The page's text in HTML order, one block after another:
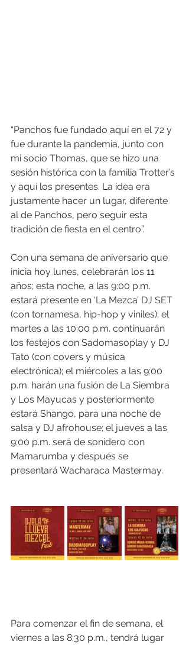
“Panchos fue fundado aquí en el 72 y
fue durante la pandemia, junto con
mi socio Thomas, que se hizo una
sesión histórica con la familia Trotter’s
y aquí los presentes. La idea era
justamente hacer un lugar, diferente
al de Panchos, pero seguir esta
tradición de fiesta en el centro”.
Con una semana de aniversario que
inicia hoy lunes, celebrarán los 11
años; esta noche, a las 9:00 p.m.
estará presente en ‘La Mezca’ DJ SET
(con tornamesa, hip-hop y viniles); el
martes a las 10:00 p.m. continuarán
los festejos con Sadomasoplay y DJ
Tato (con covers y música
electrónica); el miércoles a las 9:00
p.m. harán una fusión de La Siembra
y Los Mayucas y posteriormente
estará Shango, para una noche de
salsa y DJ afrohouse; el jueves a las
9:00 p.m. será de sonidero con
Mamarumba y después se
presentará Wacharaca Mastermay.
Para comenzar el fin de semana, el
viernes a las 8:30 p.m., tendrá lugar